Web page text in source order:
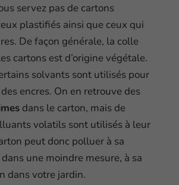
servez pas de cartons
plastifiés ainsi que ceux qui
De façon générale, la colle
cartons est d’origine végétale.
solvants sont utilisés pour
encres. On en retrouve des
dans le carton, mais de
volatils sont utilisés à leur
peut donc polluer à sa
une moindre mesure, à sa
dans votre jardin.